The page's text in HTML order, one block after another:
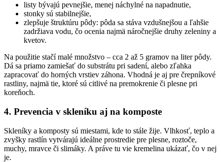
listy bývajú pevnejšie, menej náchylné na napadnutie,
stonky sú stabilnejšie,
zlepšuje štruktúru pôdy: pôda sa stáva vzdušnejšou a ľahšie
zadržiava vodu, čo ocenia najmä náročnejšie druhy zeleniny a
kvetov.
Na použitie stačí malé množstvo – cca 2 až 5 gramov na liter pôdy.
Dá sa priamo zamiešať do substrátu pri sadení, alebo zľahka
zapracovať do horných vrstiev záhona. Vhodná je aj pre črepníkové
rastliny, najmä tie, ktoré sú citlivé na premokrenie či plesne pri
koreňoch.
4. Prevencia v skleníku aj na komposte
Skleníky a komposty sú miestami, kde to stále žije. Vlhkosť, teplo a
zvyšky rastlín vytvárajú ideálne prostredie pre plesne, roztoče,
muchy, mravce či slimáky. A práve tu vie kremelina ukázať, čo v nej
je.